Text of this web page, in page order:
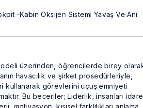
-Kabin Oksijen Sistemi Yavaş Ve Ani
üzerinden, öğrencilerde birey
havacılık ve şirket prosedürleriyle,
kullanarak görevlerini uçuş emniyeti
Bu beceriler; Liderlik, insanları idare